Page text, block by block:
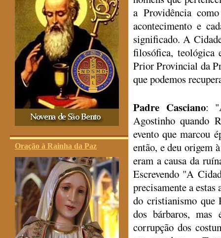
Oração à Rainha da Paz
a Providência
acontecimento e
significado. A
filosófica,
Prior Provincial da
que podemos
Padre Casciano:
Agostinho quando
evento que marcou
então, e deu origem
eram a causa da
Escrevendo "A
precisamente a estas
do cristianismo que
dos bárbaros,
corrupção dos